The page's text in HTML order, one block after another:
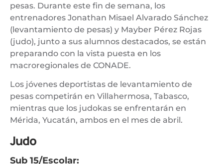
pesas. Durante este fin de semana, los
entrenadores Jonathan Misael Alvarado Sánchez
(levantamiento de pesas) y Mayber Pérez Rojas
(judo), junto a sus alumnos destacados, se están
preparando con la vista puesta en los
macroregionales de CONADE.
Los jóvenes deportistas de levantamiento de
pesas competirán en Villahermosa, Tabasco,
mientras que los judokas se enfrentarán en
Mérida, Yucatán, ambos en el mes de abril.
Judo
Sub 15/Escolar: